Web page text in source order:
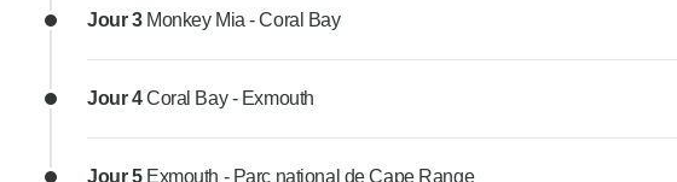
Jour 3 Monkey Mia - Coral Bay
Jour 4Coral Bay - Exmouth
Jour 5 Exmouth - Parc national de Cape Range